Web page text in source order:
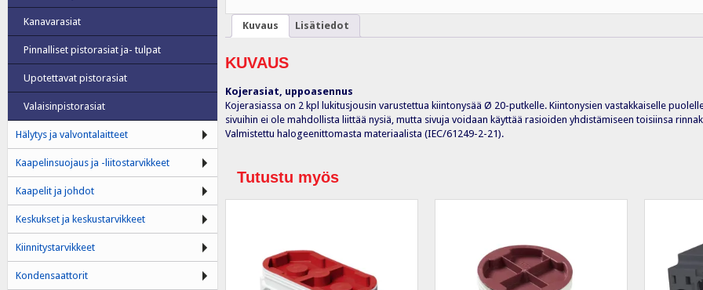
Kuvaus Lisätiedot
KUVAUS
Kojerasiat, uppoasennus
Kojerasiassa on 2 kpl lukitusjousin varustettua kiintonysää Ø 20-putkelle. Kiintonysien vastakkaiselle
sivuihin ei ole mahdollista liittää nysiä, mutta sivuja voidaan käyttää rasioiden yhdistämiseen toisiinsa
Valmistettu halogeenittomasta materiaalista (IEC/61249-2-21).
Tutustu myös
Kanavarasiat
Pinnalliset pistorasiat ja- tulpat
Upotettavat pistorasiat
Valaisinpistorasiat
Hälytys ja valvontalaitteet
Kaapelinsuojaus ja -liitostarvikkeet
Kaapelit ja johdot
Keskukset ja keskustarvikkeet
Kiinnitystarvikkeet
Kondensaattorit